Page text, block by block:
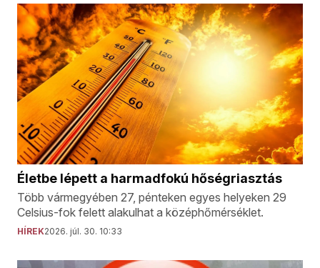
Életbe lépett a harmadfokú hőségriasztás
Több vármegyében 27, pénteken egyes helyeken 29
Celsius-fok felett alakulhat a középhőmérséklet.
HÍREK2026. júl. 30. 10:33